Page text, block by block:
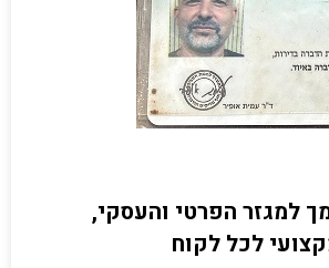
למגזר הפרטי והעסקי,
לכל לקוח